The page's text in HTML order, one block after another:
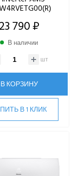
23 790 ₽
В наличии
шт
В КОРЗИНУ
В 1 КЛИК